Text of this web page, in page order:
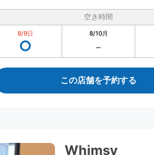
空き時間
8/9日 8/10月
この店舗を予約する
Whimsy